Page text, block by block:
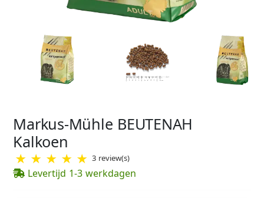
Markus-Mühle BEUTENAH
Kalkoen
★ ★ ★ ★ ★ 3 review(s)
Levertijd 1-3 werkdagen